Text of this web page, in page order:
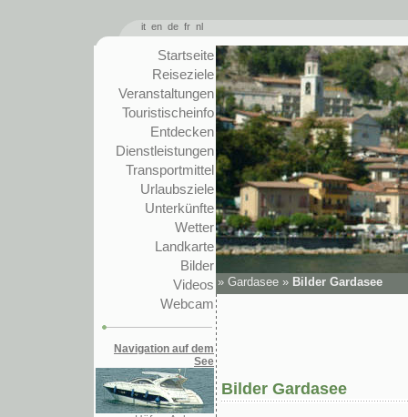
it en de fr nl
Startseite
Reiseziele
Veranstaltungen
Touristischeinfo
Entdecken
Dienstleistungen
Transportmittel
Urlaubsziele
Unterkünfte
Wetter
Landkarte
Bilder
Videos
Webcam
Navigation auf dem
See
» Gardasee » Bilder Gardasee
Bilder Gardasee